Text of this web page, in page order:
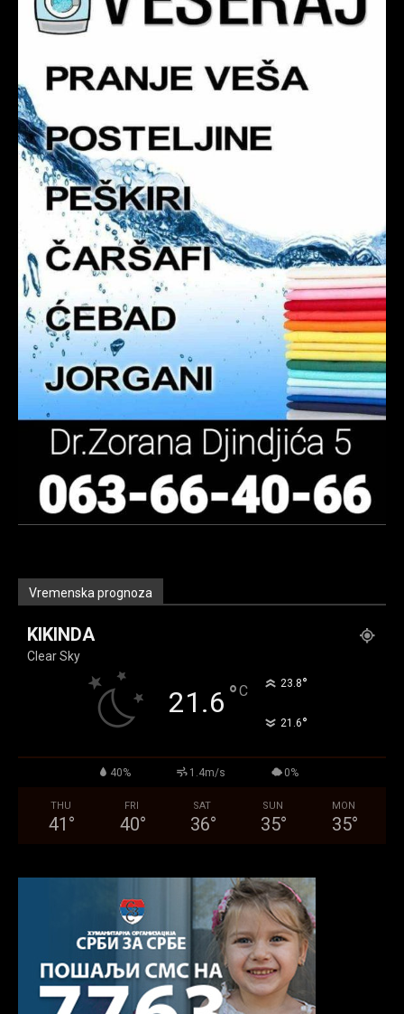
Vremenska prognoza
KIKINDA
Clear Sky
21.6 °C 23.8°
21.6°
40% 1.4m/s 0%
THU
41 °
FRI
40°
SAT
36°
SUN
35°
MON
35°